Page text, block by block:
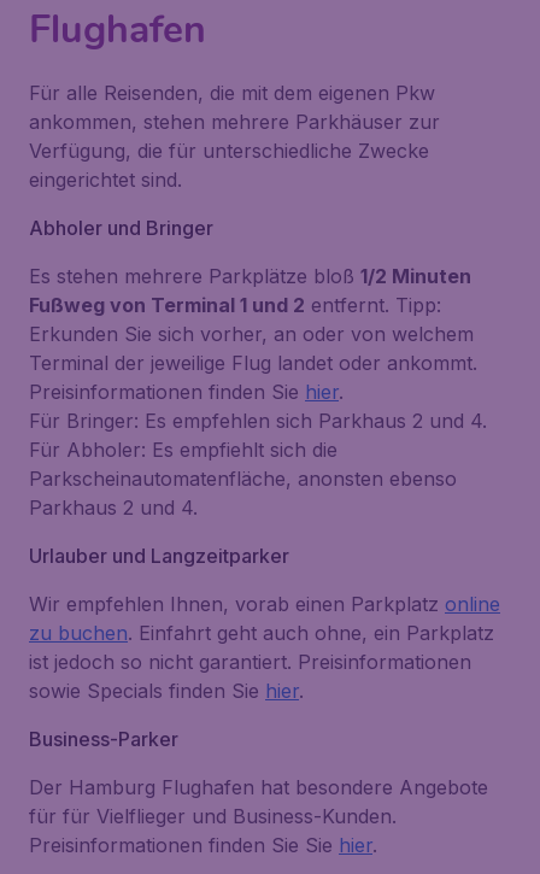
Flughafen
Für alle Reisenden, die mit dem eigenen Pkw
ankommen, stehen mehrere Parkhäuser zur
Verfügung, die für unterschiedliche Zwecke
eingerichtet sind.
Abholer und Bringer
Es stehen mehrere Parkplätze bloß 1/2 Minuten
Fußweg von Terminal 1 und 2 entfernt. Tipp:
Erkunden Sie sich vorher, an oder von welchem
Terminal der jeweilige Flug landet oder ankommt.
Preisinformationen finden Sie hier.
Für Bringer: Es empfehlen sich Parkhaus 2 und 4.
Für Abholer: Es empfiehlt sich die
Parkscheinautomatenfläche, anonsten ebenso
Parkhaus 2 und 4.
Urlauber und Langzeitparker
Wir empfehlen Ihnen, vorab einen Parkplatz online
zu buchen. Einfahrt geht auch ohne, ein Parkplatz
ist jedoch so nicht garantiert. Preisinformationen
sowie Specials finden Sie hier.
Business-Parker
Der Hamburg Flughafen hat besondere Angebote
für für Vielflieger und Business-Kunden.
Preisinformationen finden Sie Sie hier.